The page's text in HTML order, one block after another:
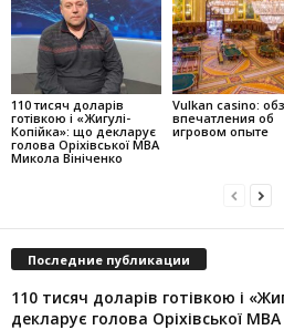
110 тисяч доларів
готівкою і «Жигулі-
Копійка»: що декларує
голова Оріхівської МВА
Микола Вініченко
Vulkan casino:
впечатления об
игровом опыте
Последние публикации
110 тисяч доларів готівкою і
декларує голова Оріхівської